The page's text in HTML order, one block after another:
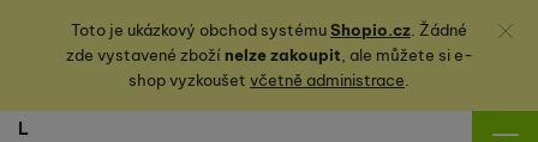
Toto je ukázkový obchod systémuShopio.cz. Žádné
zde vystavené zbožínelze zakoupit, ale můžete sie-
shop vyzkoušet včetně administrace.
Zavřít
L